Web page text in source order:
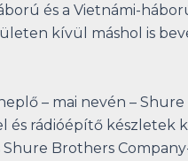
és a Vietnámi-
kívül máshol is
– mai nevén –
és rádióépítő készletek
Brothers